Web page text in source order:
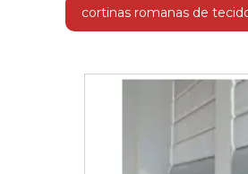
cortinas romanas de